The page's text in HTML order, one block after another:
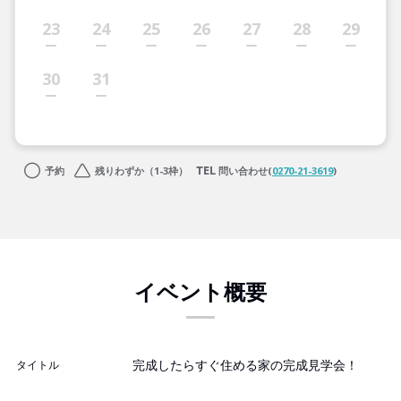
23 24 25 26 27 28 29
30 31
予約 残りわずか（1-3枠） 問い合わせ(0270-21-3619)
イベント概要
タイトル 完成したらすぐ住める家の完成見学会！